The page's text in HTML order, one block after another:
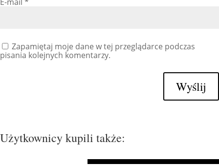
Zapamiętaj moje dane w tej przeglądarce podczas
pisania kolejnych komentarzy.
Wyślij
Użytkownicy kupili także: